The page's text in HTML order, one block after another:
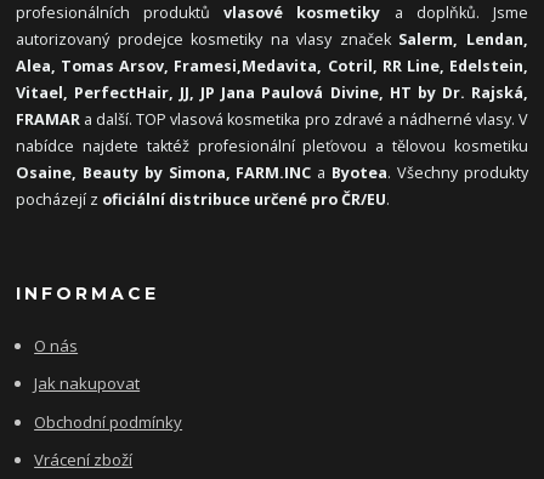
profesionálních produktůvlasové kosmetiky a doplňků. Jsme
autorizovaný prodejce kosmetiky na vlasy značek Salerm, Lendan,
Alea, Tomas Arsov, Framesi,Medavita, Cotril, RR Line, Edelstein,
Vitael, PerfectHair, JJ, JP Jana Paulová Divine, HT by Dr. Rajská,
FRAMAR a další. TOP vlasová kosmetika pro zdravé a nádherné vlasy. V
nabídce najdete taktéž profesionální pleťovou a tělovou kosmetiku
Osaine, Beauty by Simona, FARM.INC a Byotea. Všechny produkty
pocházejí z oficiální distribuce určené pro ČR/EU.
INFORMACE
O nás
Jak nakupovat
Obchodní podmínky
Vrácení zboží